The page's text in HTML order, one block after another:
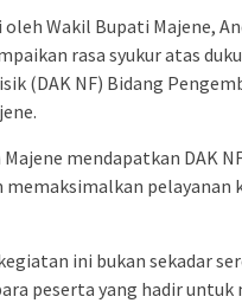
Wakil Bupati Majene,
rasa syukur atas
(DAK NF) Bidang
mendapatkan DAK
pelayanan
ini bukan sekadar
peserta yang hadir